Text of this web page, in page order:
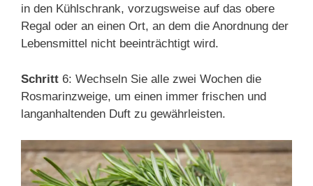
in den Kühlschrank, vorzugsweise auf das obere
Regal oder an einen Ort, an dem die Anordnung der
Lebensmittel nicht beeinträchtigt wird.
Schritt 6: Wechseln Sie alle zwei Wochen die
Rosmarinzweige, um einen immer frischen und
langanhaltenden Duft zu gewährleisten.